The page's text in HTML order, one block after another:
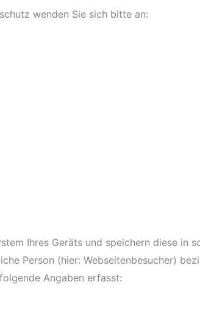
wenden Sie sich bitte an:
Ihres Geräts und speichern diese in
Person (hier: Webseitenbesucher)
Angaben erfasst: